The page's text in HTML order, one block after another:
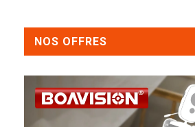
NOS OFFRES